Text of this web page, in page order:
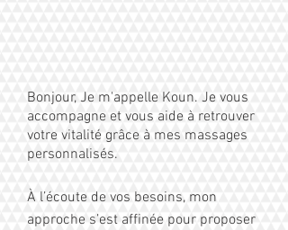
Bonjour, Je m'appelle Koun. Je vous
accompagne et vous aide à retrouver
votre vitalité grâce à mes massages
personnalisés.
À l’écoute de vos besoins, mon
approche s’est affinée pour proposer